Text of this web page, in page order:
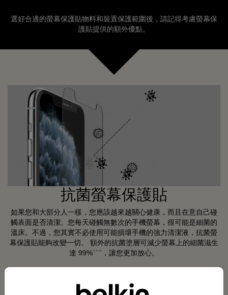
選好合適的螢幕保護貼物料和裝置保護範圍後，請記得考慮螢幕保
護貼提供的額外優點。
抗菌螢幕保護貼
如果您和大部分人一樣，您應該越來越關心健康，而且在意自己碰
觸表面是否清潔。您每天碰觸無數次的手機螢幕，很可能是細菌的
溫床。不過，您其實不必使用可能損壞手機的強力清潔液，抗菌螢
幕保護貼能夠改變一切。 額外的抗菌塗層可減少螢幕上的細菌滋生
達 99%*** ，讓您更加放心。